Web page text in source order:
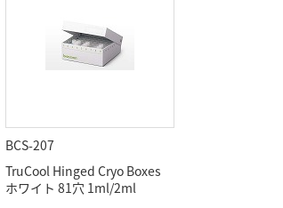
BCS-207
TruCool Hinged Cryo Boxes
ホワイト 81穴 1ml/2ml